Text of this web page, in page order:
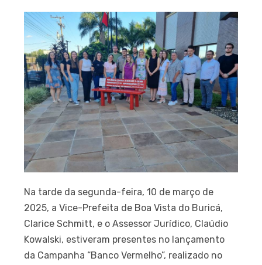
Na tarde da segunda-feira, 10 de março de
2025, a Vice-Prefeita de Boa Vista do Buricá,
Clarice Schmitt, e o Assessor Jurídico, Claúdio
Kowalski, estiveram presentes no lançamento
da Campanha “Banco Vermelho”, realizado no